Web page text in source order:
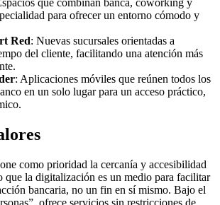
que combinan banca, coworking y
para ofrecer un entorno cómodo y
Red: Nuevas sucursales orientadas a
del cliente, facilitando una atención más
: Aplicaciones móviles que reúnen todos los
en un solo lugar para un acceso práctico,
como prioridad la cercanía y accesibilidad
que la digitalización es un medio para facilitar
bancaria, no un fin en sí mismo. Bajo el
ofrece servicios sin restricciones de